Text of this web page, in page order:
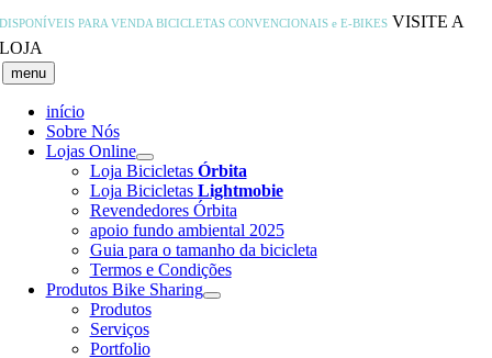
Skip
content
DISPONÍVEIS PARA VENDABICICLETAS CONVENCIONAIS e E-BIKES VISITE A
LOJA
menu
início
Sobre Nós
Lojas Online
Loja Bicicletas Órbita
Loja Bicicletas Lightmobie
Revendedores Órbita
apoio fundo ambiental 2025
Guia para o tamanho da bicicleta
Termos e Condições
Produtos Bike Sharing
Produtos
Serviços
Portfolio